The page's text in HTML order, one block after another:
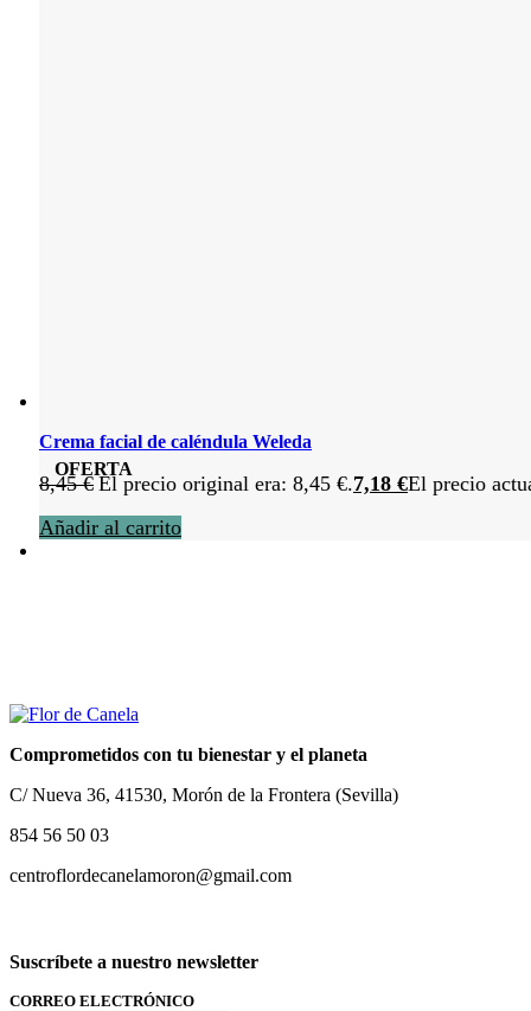
OFERTA
Crema facial de caléndula Weleda
8,45€ El precio original era: 8,45 €.7,18 €El precio
Añadir al carrito
Comprometidos con tu bienestar y el planeta
C/ Nueva 36, 41530, Morón de la Frontera (Sevilla)
854 56 50 03
centroflordecanelamoron@gmail.com
Suscríbete a nuestro newsletter
CORREO ELECTRÓNICO